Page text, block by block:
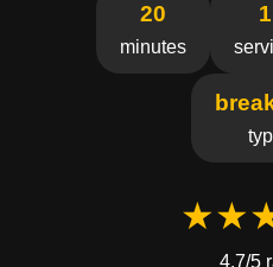
20
minutes
1
4.7/5